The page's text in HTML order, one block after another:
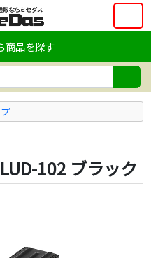
商品を探す
102 ブラック